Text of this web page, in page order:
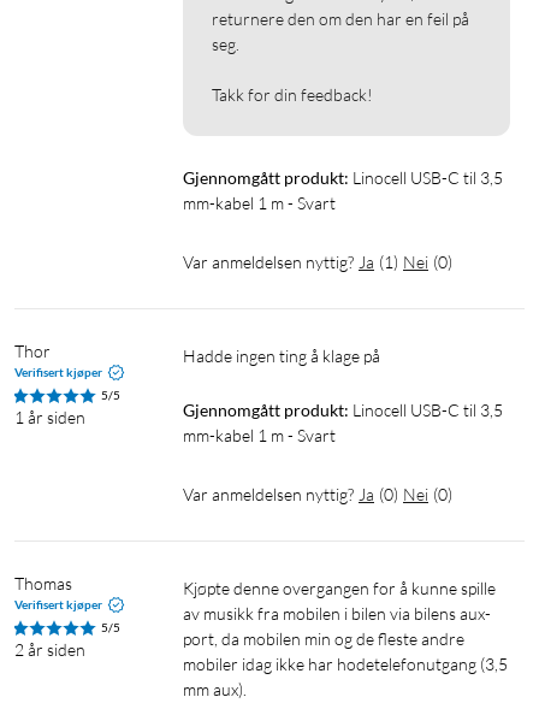
returnere den om den har en feil på
seg.
Takk for din feedback!
Gjennomgått produkt: Linocell USB-C til 3,5
mm-kabel 1 m - Svart
Var anmeldelsen nyttig? Ja (1) Nei (0)
Thor
Verifisert kjøper
5/5
1 år siden
Hadde ingen ting å klage på
Gjennomgått produkt: Linocell USB-C til 3,5
mm-kabel 1 m - Svart
Var anmeldelsen nyttig? Ja (0) Nei (0)
Thomas
Verifisert kjøper
5/5
2 år siden
Kjøpte denne overgangen for å kunne spille
av musikk fra mobilen i bilen via bilens aux-
port, da mobilen min og de fleste andre
mobiler idag ikke har hodetelefonutgang (3,5
mm aux).